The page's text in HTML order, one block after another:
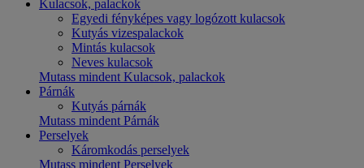
Kulacsok, palackok
Egyedi fényképes vagy logózott kulacsok
Kutyás vizespalackok
Mintás kulacsok
Neves kulacsok
Mutass mindent Kulacsok, palackok
Párnák
Kutyás párnák
Mutass mindent Párnák
Perselyek
Káromkodás perselyek
Mutass mindent Perselyek